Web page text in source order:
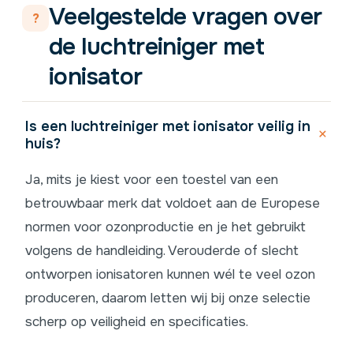
?
Veelgestelde vragen over
de luchtreiniger met
ionisator
Is een luchtreiniger met ionisator veilig in
huis?
Ja, mits je kiest voor een toestel van een
betrouwbaar merk dat voldoet aan de Europese
normen voor ozonproductie en je het gebruikt
volgens de handleiding. Verouderde of slecht
ontworpen ionisatoren kunnen wél te veel ozon
produceren, daarom letten wij bij onze selectie
scherp op veiligheid en specificaties.